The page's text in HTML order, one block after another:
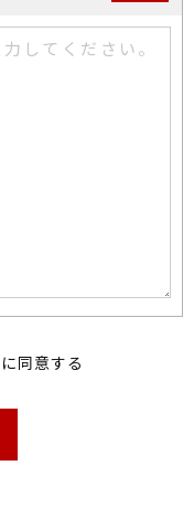
に同意する